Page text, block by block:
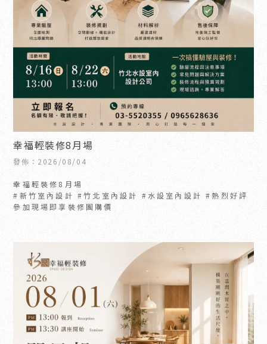
幸福輕裝修8月場
發佈：2026/08/04
幸福輕裝修8月場
#新竹室內設計 #竹北室內設計 #水設室內設計 #熱烈好評
參加現場即享裝修團購價